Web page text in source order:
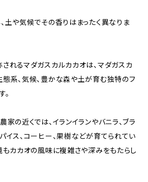
土や気候でその香りはまったく異なりま
れるマダガスカルカカオは、マダガスカ
系、気候、豊かな森や土が育む独特のフ
。
の近くでは、イランイランやバニラ、ブラ
イス、コーヒー、果樹などが育てられてい
もカカオの風味に複雑さや深みをもたらし